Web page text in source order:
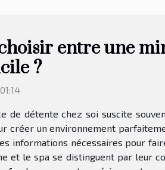
entre une
?
de détente chez soi suscite
créer un environnement
informations nécessaires pour
et le spa se distinguent par leur